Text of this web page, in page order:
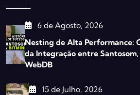
6 de Agosto, 2026
Nesting de Alta Performance:
da Integração entre
WebDB
15 de Julho, 2026